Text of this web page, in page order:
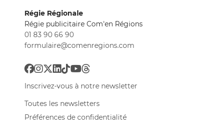
Régie Régionale
Régie publicitaire Com'en Régions
01 83 90 66 90
formulaire@comenregions.com
Inscrivez-vous à notre newsletter
Toutes les newsletters
Préférences de confidentialité